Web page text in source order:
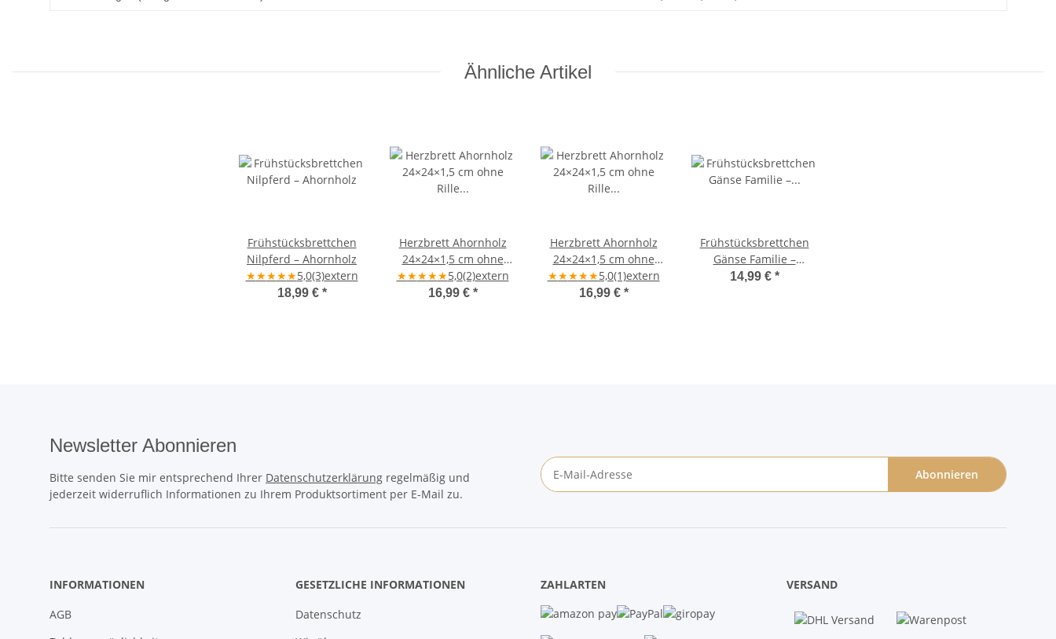
Ähnliche Artikel
Frühstücksbrettchen
Nilpferd – Ahornholz
★★★★★5,0(3)extern
18,99 € *
Herzbrett Ahornholz
24×24×1,5 cm ohne
Rille „Gesucht &
gefunden in Liebe
★★★★★5,0(2)extern
16,99 € *
Herzbrett Ahornholz
24×24×1,5 cm ohne
Rille „Beste Freundin" –
handgefertigt
★★★★★5,0(1)extern
16,99 € *
Frühstücksbrettchen
Gänse Familie –
Ahornholz 25×16×1,5
14,99 € *
Newsletter Abonnieren
Bitte senden Sie mir entsprechend Ihrer Datenschutzerklärung regelmäßig und
jederzeit widerruflich Informationen zu Ihrem Produktsortiment per E-Mail zu.
Abonnieren
INFORMATIONEN
AGB
GESETZLICHE INFORMATIONEN
Datenschutz
ZAHLARTEN VERSAND